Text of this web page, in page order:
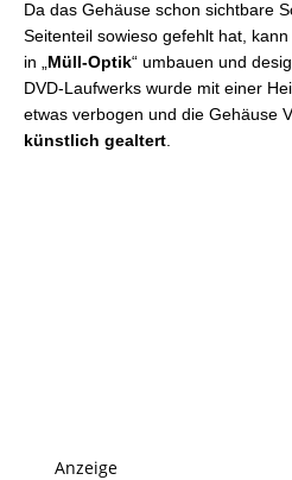
Da das Gehäuse schon sichtbare
Seitenteil sowieso gefehlt hat,
in „ Müll-Optik“ umbauen und
DVD-Laufwerks wurde mit einer
etwas verbogen und die Gehäuse
künstlich gealtert
Anzeige